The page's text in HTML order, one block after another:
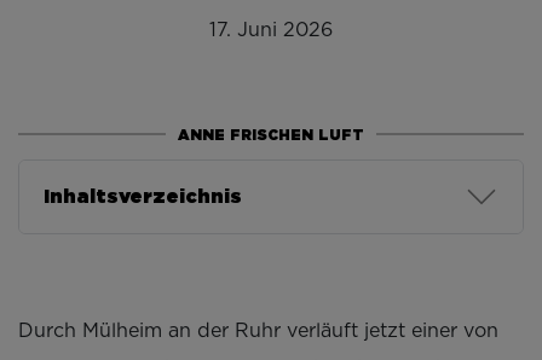
17. Juni 2026
ANNE FRISCHEN LUFT
Inhaltsverzeichnis
Durch Mülheim an der Ruhr verläuft jetzt einer von